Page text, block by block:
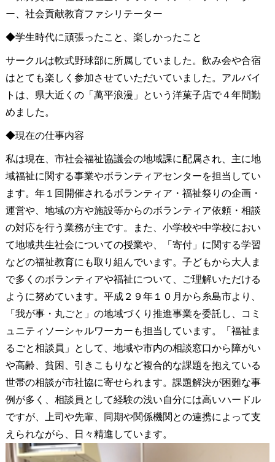
ー、社会貢献教育ファシリテーター
◆学生時代に頑張ったこと、楽しかったこと
サークルは軟式野球部に所属していました。飲み会や合宿
はとても楽しく参加させていただいていました。アルバイ
トは、県大近くの「萬平浪漫」という洋菓子店で４年間勤
めました。
◆現在の仕事内容
私は現在、市社会福祉協議会の地域課に配属され、主に地
域福祉に関する事業やボランティアセンターを担当してい
ます。年１回開催されるボランティア・福祉祭りの企画・
運営や、地域の方や施設等からのボランティア依頼・相談
の対応を行う業務が主です。また、小学校や中学校におい
て地域共生社会についての授業や、「寄付」に関する学習
などの福祉教育にも取り組んでいます。子どもから大人ま
で多くのボランティアや福祉について、ご理解いただける
ように努めています。平成２９年１０月から糸島市より、
「我が事・丸ごと」の地域づくり推進事業を委託し、コミ
ュニティソーシャルワーカーも担当しています。「福祉ま
るごと相談員」として、地域や市内の相談窓口から障がい
や高齢、貧困、引きこもりなど複合的な課題を抱えている
世帯の相談が市社協に寄せられます。課題解決が困難な事
例が多く、相談員として経験の浅い自分には高いハードル
ですが、上司や先輩、同期や関係機関との連携によって支
えられながら、日々精進しています。